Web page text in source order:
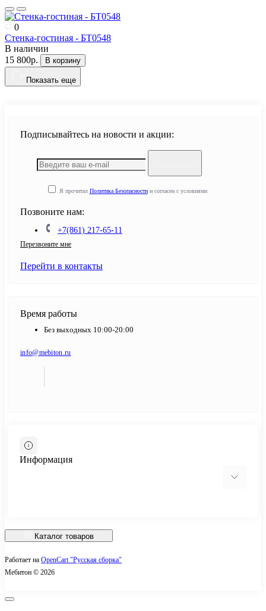
0
Стенка-гостиная - БТ0548
В наличии
15 800р.
В корзину
Показать еще
Подписывайтесь на новости и акции:
Я прочитал Политика Безопасностии согласен с условиями
Позвоните нам:
+7(861) 217-65-11
Перезвоните мне
Перейти в контакты
Время работы
Без выходных 10:00-20:00
info@mebiton.ru
Информация
Доставка
Каталог товаров
Работает на OpenCart "Русская сборка"
Мебитон © 2026